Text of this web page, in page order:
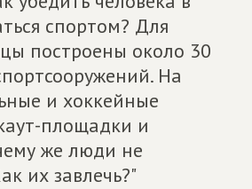
спортом? Для
построены около 30
На
и хоккейные
площадки и
же люди не
их завлечь?"